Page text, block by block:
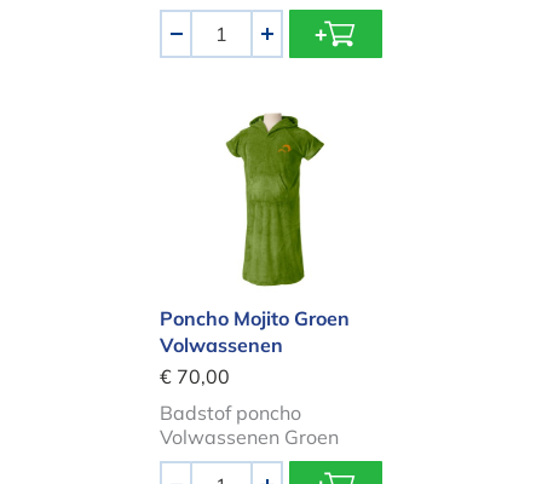
+
Poncho Mojito Groen Volwassenen
Poncho Mojito Groen
Volwassenen
€ 70,00
Badstof poncho
Volwassenen Groen